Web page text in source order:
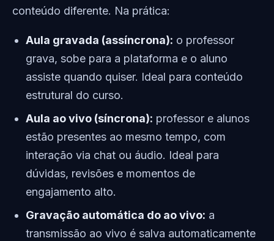
conteúdo diferente. Na prática:
Aula gravada (assíncrona): o professor
grava, sobe para a plataforma e o aluno
assiste quando quiser. Ideal para conteúdo
estrutural do curso.
Aula ao vivo (síncrona): professor e alunos
estão presentes ao mesmo tempo, com
interação via chat ou áudio. Ideal para
dúvidas, revisões e momentos de
engajamento alto.
Gravação automática do ao vivo: a
transmissão ao vivo é salva automaticamente